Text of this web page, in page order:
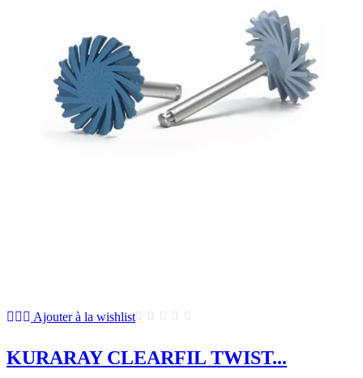
Ajouter à la wishlist
KURARAY CLEARFIL TWIST...